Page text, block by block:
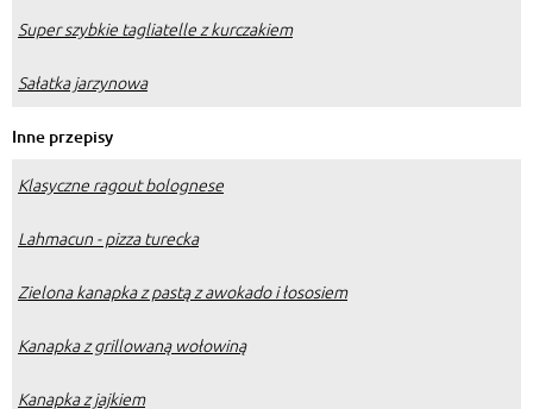
Super szybkie tagliatelle z kurczakiem
Sałatka jarzynowa
Inne przepisy
Klasyczne ragout bolognese
Lahmacun - pizza turecka
Zielona kanapka z pastą z awokado i łososiem
Kanapka z grillowaną wołowiną
Kanapka z jajkiem